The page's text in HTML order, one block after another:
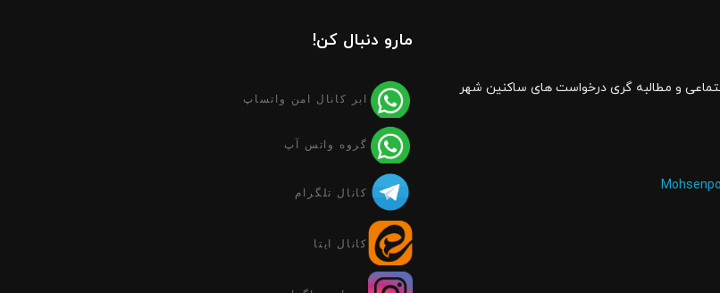
و مطالبه گری درخواست های ساکنین شهر
مارو دنبال کن!
ابر کانال امن واتساپ
گروه واتس آپ
کانال تلگرام
کانال ایتا